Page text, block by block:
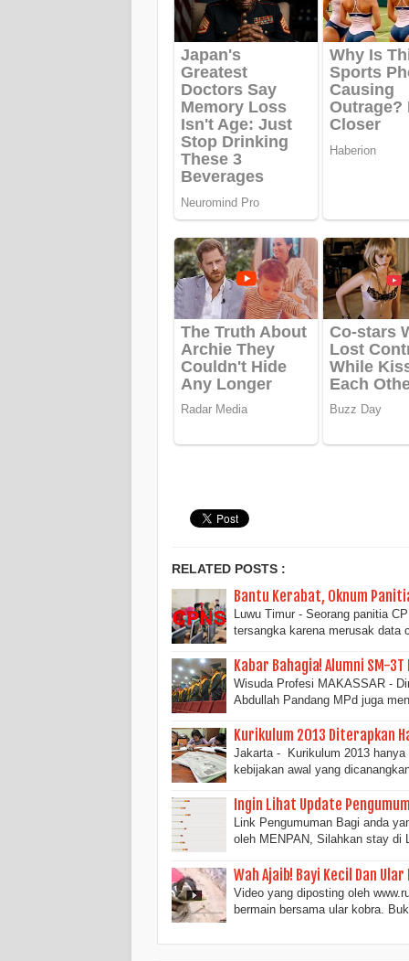
RELATED POSTS :
Bantu Kerabat, Oknum
Luwu Timur - Seorang panitia
tersangka karena merusak data
Kabar Bahagia! Alumni SM-
Wisuda Profesi MAKASSAR -
Abdullah Pandang MPd juga
Kurikulum 2013 Diterapkan
Jakarta - Kurikulum 2013 hanya
kebijakan awal yang
Ingin Lihat Update
Link Pengumuman Bagi anda
oleh MENPAN, Silahkan stay
Wah Ajaib! Bayi Kecil Dan
Video yang diposting oleh
bermain bersama ular kobra.